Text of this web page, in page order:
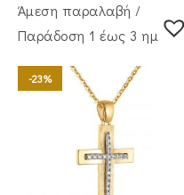
Άμεση παραλαβή /
Παράδoση 1 έως 3 ημέρες
-23%